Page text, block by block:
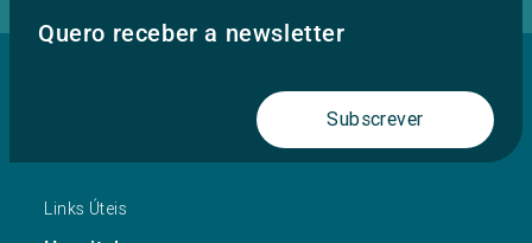
Quero receber a newsletter
Subscrever
Links Úteis